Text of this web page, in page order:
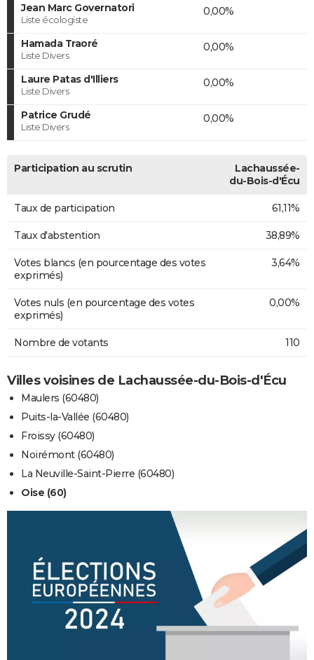
Jean Marc Governatori
Liste écologiste
0,00%
Hamada Traoré
Liste Divers
0,00%
Laure Patas d'Illiers
Liste Divers
0,00%
Patrice Grudé
Liste Divers
0,00%
Participation au scrutin
Lachaussée-
du-Bois-d'Écu
Taux de participation 61,11%
Taux d'abstention 38,89%
Votes blancs (en pourcentage des votes
exprimés)
3,64%
Votes nuls (en pourcentage des votes
exprimés)
0,00%
Nombre de votants 110
Villes voisines de Lachaussée-du-Bois-d'Écu
Maulers (60480)
Puits-la-Vallée (60480)
Froissy (60480)
Noirémont (60480)
La Neuville-Saint-Pierre (60480)
Oise (60)